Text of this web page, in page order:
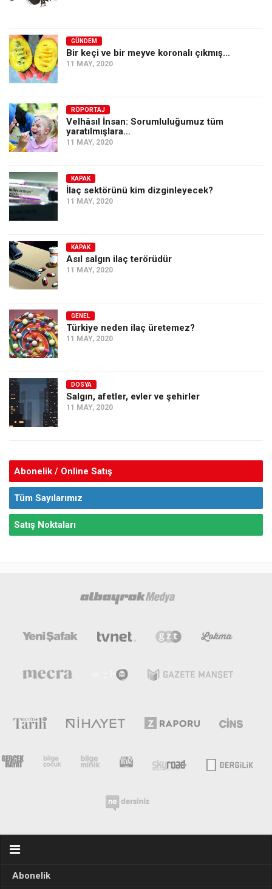
GÜNDEM
Bir keçi ve bir meyve koronalı çıkmış…
11 MAY, 2020
RÖPORTAJ
Velhâsıl İnsan: Sorumluluğumuz tüm
yaratılmışlara…
11 MAY, 2020
KAPAK
İlaç sektörünü kim dizginleyecek?
11 MAY, 2020
KAPAK
Asıl salgın ilaç terörüdür
11 MAY, 2020
GENEL
Türkiye neden ilaç üretemez?
11 MAY, 2020
DOSYA
Salgın, afetler, evler ve şehirler
11 MAY, 2020
Abonelik / Online Satış
Tüm Sayılarımız
Satış Noktaları
Abonelik